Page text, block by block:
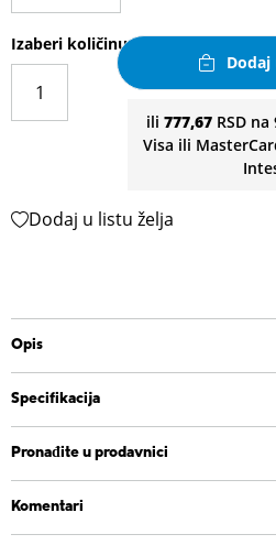
Izaberi količinu
ili 777,67RSD na
Visa ili
Dodaj u listu želja
Opis
Specifikacija
Pronađite u prodavnici
Komentari